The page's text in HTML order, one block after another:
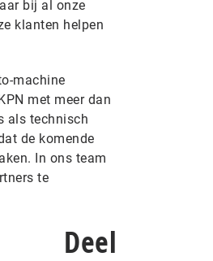
bij al onze
klanten helpen
machine
met meer dan
als technisch
de komende
In ons team
te
Deel